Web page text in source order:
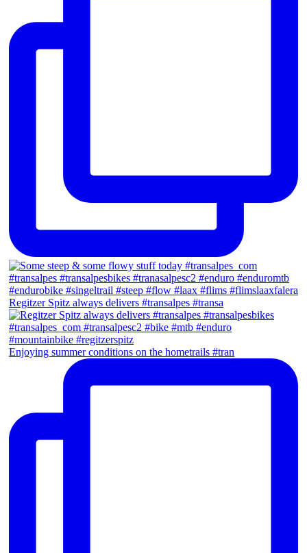
Regitzer Spitz always delivers #transalpes #transa
Enjoying summer conditions on the hometrails #tran